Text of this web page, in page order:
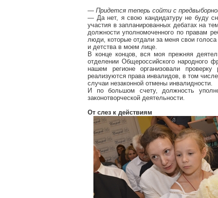
— Придется теперь сойти с
— Да нет, я свою кандидатуру не буду
участия в запланированных дебатах на
должности уполномоченного по правам
люди, которые отдали за меня свои
и детства в моем лице.
В конце концов, вся моя прежняя
отделении Общероссийского народного
нашем регионе организовали
реализуются права инвалидов, в том
случаи незаконной отмены инвалидности.
И по большом счету, должность
законотворческой деятельности.
От слез к действиям